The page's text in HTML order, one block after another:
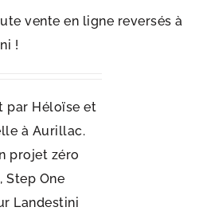
vente en ligne reversés à
!
par Héloïse et
à Aurillac.
projet zéro
Step One
Landestini